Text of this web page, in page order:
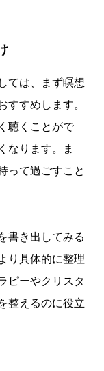
ては、まず瞑想
すすめします。
聴くことがで
なります。ま
って過ごすこと
書き出してみる
り具体的に整理
ピーやクリスタ
整えるのに役立